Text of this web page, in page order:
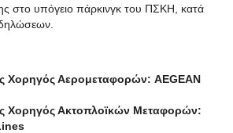
στο υπόγειο πάρκινγκ του ΠΣΚΗ, κατά
Χορηγός Αερομεταφορών: AEGEAN
Χορηγός Ακτοπλοϊκών Μεταφορών: